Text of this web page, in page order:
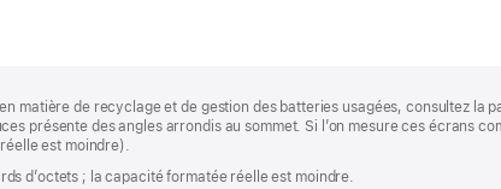
matière de recyclage et de gestion des batteries usagées, consultez la
présente des angles arrondis au sommet. Si l’on mesure ces écrans
est moindre).
d’octets ; la capacité formatée réelle est moindre.